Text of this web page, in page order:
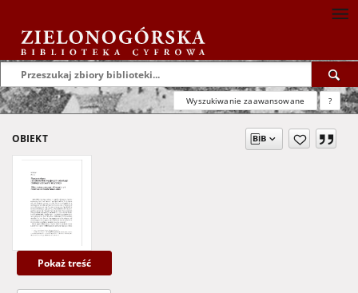
Wyszukiwanie zaawansowane ?
OBIEKT
Pokaż treść